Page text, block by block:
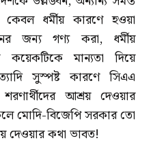
ধর্মীয় কারণে হওয়া
জন্য গণ্য করা, ধর্মীয়
কয়েকটিকে মান্যতা দিয়ে
সুস্পষ্ট কারণে সিএএ
আশ্রয় দেওয়ার
মোদি-বিজেপি সরকার তো
দেওয়ার কথা ভাবত!